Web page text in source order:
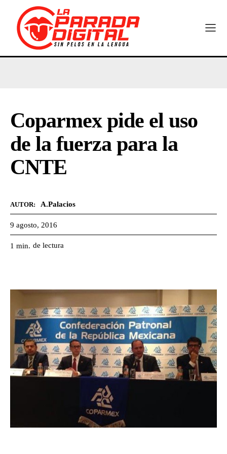
Coparmex pide el uso
de la fuerza para la
CNTE
AUTOR: A.Palacios
9 agosto, 2016
1 min. de lectura